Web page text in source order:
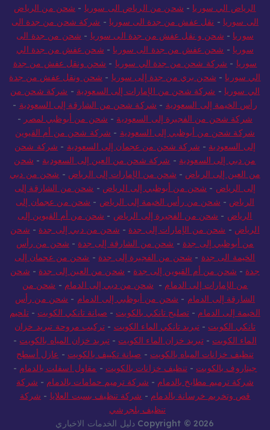
الرياض الي سوريا - شحن من الرياض الى سوريا - شحن من الرياض
الى سوريا - نقل عفش من جدة الى سوريا - شركة شحن من جدة الى
سوريا - شحن و نقل عفش من جدة الى سوريا - شحن من جدة الى
سوريا - شحن عفش من جدة الى سوريا - شحن عفش من جدة الي
سوريا - شركة شحن من جدة الي سوريا - شحن ونقل عفش من جدة
الي سوريا - شحن بري من جدة إلى سوريا - شحن ونقل عفش من جدة
الي سوريا - شركة شحن من الإمارات إلى السعودية - شركة شحن من
رأس الخيمة إلى السعودية - شركة شحن من الشارقة إلى السعودية -
شركة شحن من الفجيرة إلى السعودية - شحن من أبوظبي لمصر -
شركة شحن من أبوظبي إلى السعودية - شركة شحن من أم القيوين
إلى السعودية - شركة شحن من عجمان إلى السعودية - شركة شحن
من دبي إلى السعودية - شركة شحن من العين إلى السعودية - شحن
من العين إلى الرياض - شحن من الإمارات إلى الرياض - شحن من دبي
إلى الرياض - شحن من أبوظبي إلى الرياض - شحن من الشارقة إلى
الرياض - شحن من رأس الخيمة إلى الرياض - شحن من عجمان إلى
الرياض - شحن من الفجيرة إلى الرياض - شحن من أم القيوين إلى
الرياض - شحن من الإمارات إلى جدة - شحن من دبي إلى جدة - شحن
من أبوظبي إلى جدة - شحن من الشارقة إلى جدة - شحن من رأس
الخيمة الى جدة - شحن من الفجيرة إلى جدة - شحن من عجمان إلى
جدة - شحن من أم القيوين إلى جدة - شحن من العين إلى جدة - شحن
من الإمارات إلى الدمام - شحن من دبي إلى الدمام - شحن من
الشارقة إلى الدمام - شحن من أبوظبي إلى الدمام - شحن من رأس
الخيمة إلى الدمام -تصليح تانكي بالكويت - صيانة تانكي الكويت -تلحيم
تانكي الكويت -تبريد تانكي الماء الكويت - تركيب مروحة تبريد خزان
الماء الكويت -تبريد خزان الماء الكويت - تبريد خزان المياه بالكويت -
تنظيف خزانات المياه بالكويت - صيانة تكييف بالكويت - عازل أسطح
جيتاروف بالكويت -تنظيف خزانات بالكويت - مقاول اسفلت بالدمام -
شركة ترميم مطابخ بالدمام - شركة ترميم حمامات بالدمام - شركة
قص وتخريم خرسانة بالدمام - شركة تنظيف بسبت العلايا - شركة
تنظيف بلجرشي
Copyright © 2026 دليل الخدمات الاخباري